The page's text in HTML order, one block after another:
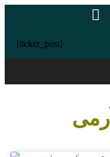
[ticker_post]